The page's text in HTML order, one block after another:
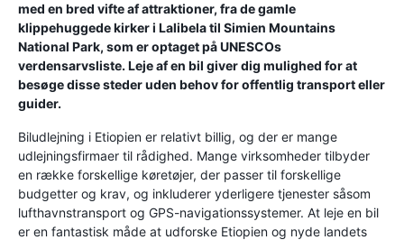
med en bred vifte af attraktioner, fra de gamle
klippehuggede kirker i Lalibela til Simien Mountains
National Park, som er optaget på UNESCOs
verdensarvsliste. Leje af en bil giver dig mulighed for at
besøge disse steder uden behov for offentlig transport eller
guider.
Biludlejning i Etiopien er relativt billig, og der er mange
udlejningsfirmaer til rådighed. Mange virksomheder tilbyder
en række forskellige køretøjer, der passer til forskellige
budgetter og krav, og inkluderer yderligere tjenester såsom
lufthavnstransport og GPS-navigationssystemer. At leje en bil
er en fantastisk måde at udforske Etiopien og nyde landets